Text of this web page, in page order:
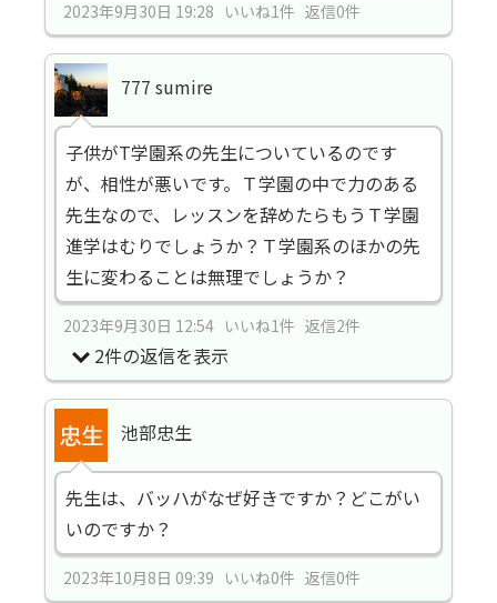
2023年9月30日 19:28 いいね1件 返信0件
777 sumire
子供がT学園系の先生についているのです
が、相性が悪いです。Ｔ学園の中で力のある
先生なので、レッスンを辞めたらもうＴ学園
進学はむりでしょうか？Ｔ学園系のほかの先
生に変わることは無理でしょうか？
2023年9月30日 12:54 いいね1件 返信2件
2件の返信を表示
池部忠生
先生は、バッハがなぜ好きですか？どこがい
いのですか？
2023年10月8日 09:39 いいね0件 返信0件